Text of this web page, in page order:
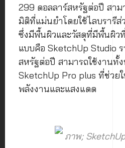
299 ดอลลาร์สหรัฐต่อปี สาม
มิติที่แม่นยำโดยใช้ไลบรารี
ซึ่งมีพื้นผิวและวัสดุที่มีพื้นผิว
แบบคือ SketchUp Studio
สหรัฐต่อปี สามารถใช้งานทั้
SketchUp Pro plus ที่ช่วยใ
พลังงานและแสงแดด
ภาพ;